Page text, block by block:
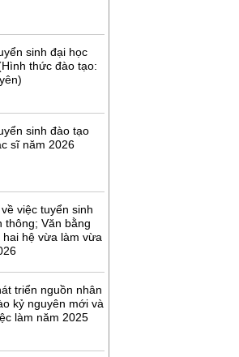
sinh đại học
thức đào tạo:
sinh đào tạo
sĩ năm 2026
việc tuyển sinh
thông; Văn bằng
hai hệ vừa làm vừa
triển nguồn nhân
kỷ nguyên mới và
làm năm 2025